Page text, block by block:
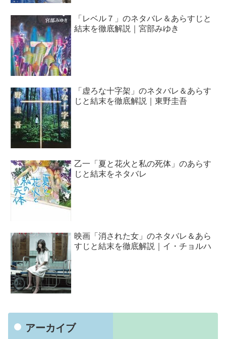
「レベル７」のネタバレ＆あらすじと
結末を徹底解説｜宮部みゆき
「虚ろな十字架」のネタバレ＆あらす
じと結末を徹底解説｜東野圭吾
乙一「夏と花火と私の死体」のあらす
じと結末をネタバレ
映画「消された女」のネタバレ＆あら
すじと結末を徹底解説｜イ・チョルハ
アーカイブ